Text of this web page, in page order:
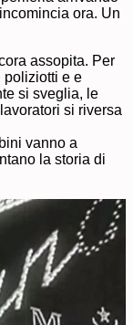
ora. Un
assopita. Per
poliziotti e e
si sveglia, le
si riversa
vanno a
la storia di